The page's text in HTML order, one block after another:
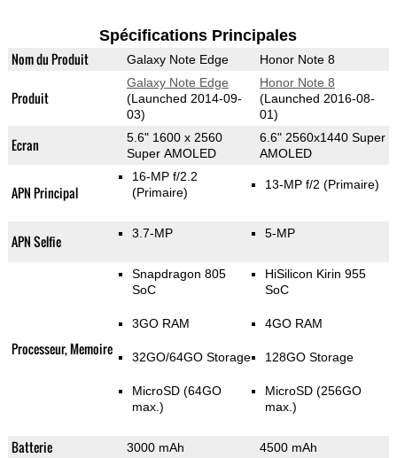
Spécifications Principales
Nom du Produit Galaxy Note Edge Honor Note 8
Produit
Galaxy Note Edge
(Launched 2014-09-
03)
Honor Note 8
(Launched 2016-08-
01)
Ecran
5.6" 1600 x 2560
Super AMOLED
6.6" 2560x1440 Super
AMOLED
APN Principal
16-MP f/2.2
(Primaire)
13-MP f/2 (Primaire)
APN Selfie 3.7-MP 5-MP
Processeur, Memoire
Snapdragon 805
SoC
3GO RAM
32GO/64GO Storage
MicroSD (64GO
max.)
HiSilicon Kirin 955
SoC
4GO RAM
128GO Storage
MicroSD (256GO
max.)
Batterie 3000 mAh 4500 mAh